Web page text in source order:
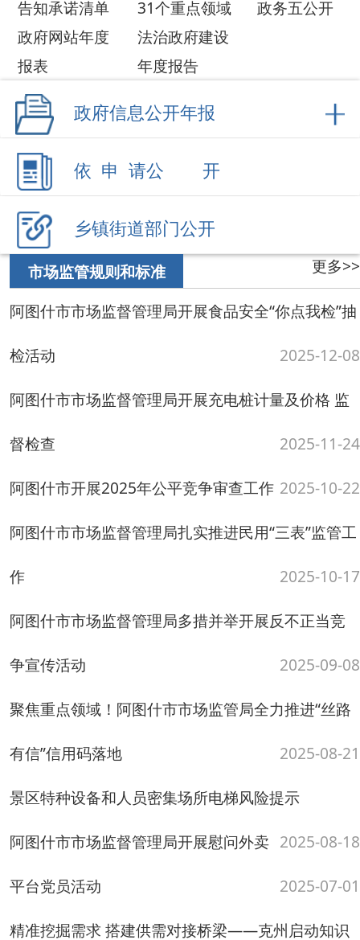
乡镇街道部门公开
市场监管规则和标准
阿图什市市场监督管理局开展食品安全“你点我检”抽
检活动
阿图什市市场监督管理局开展充电桩计量及价格 监
督检查 2025-11-24
阿图什市开展2025年公平竞争审查工作
阿图什市市场监督管理局扎实推进民用“三表”监管工
作 2025-10-17
聚焦重点领域！阿图什市市场监管局全力推进“丝路
有信”信用码落地 2025-08-21
景区特种设备和人员密集场所电梯风险提示
2025-08-18
阿图什市市场监督管理局开展慰问外卖
产权公共服务惠企行动 2025-06-17
食品生产经营监督检査要点表 2025-05-22
阿图什市市场监督管理局开展知识产权专项检查
2025-05-12
市场监督管理局组织召开2025年公平竞
传周工作 2025-04-28
阿图什市市场监督管理局开展知识产权指导帮扶工
作 2025-04-18